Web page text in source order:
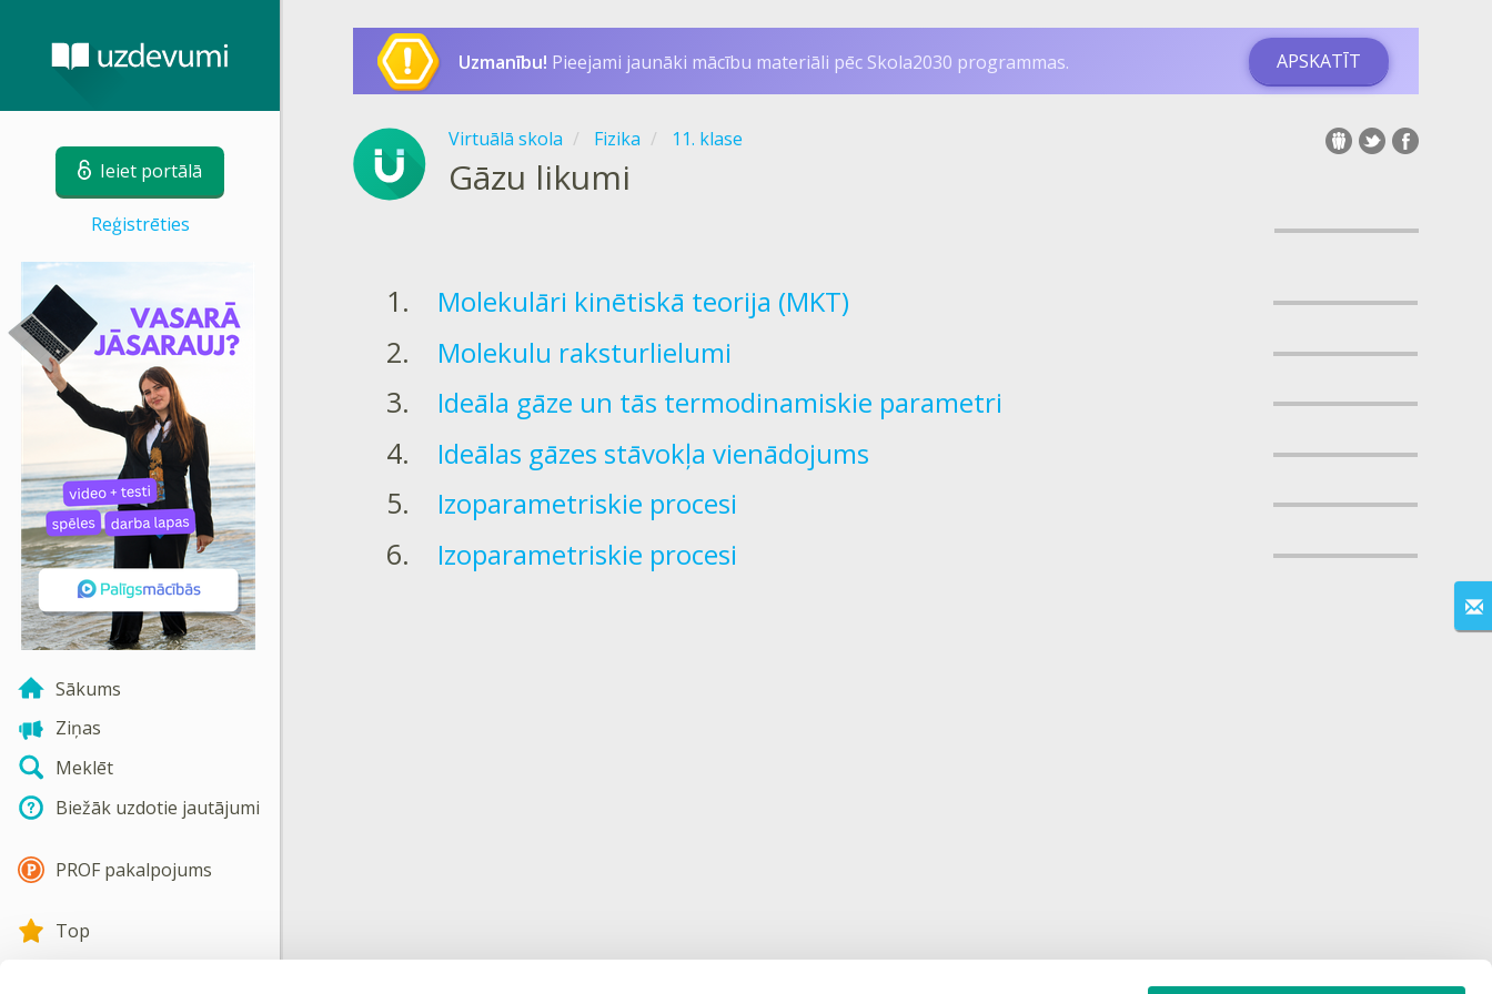
Ieiet portālā
Reģistrēties
Sākums
Ziņas
Meklēt
Biežāk uzdotie jautājumi
PROF pakalpojums
Top
Uzmanību! Pieejami jaunāki mācību materiāli pēc Skola2030 programmas. APSKATĪT
Virtuālā skola Fizika 11. klase
Gāzu likumi
Molekulāri kinētiskā teorija (MKT)
Molekulu raksturlielumi
Ideāla gāze un tās termodinamiskie parametri
Ideālas gāzes stāvokļa vienādojums
Izoparametriskie procesi
Izoparametriskie procesi